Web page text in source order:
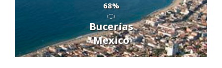
68%
Bucerías
Mexico